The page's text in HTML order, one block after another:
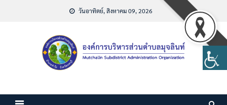
วันอาทิตย์, สิงหาคม 09, 2026